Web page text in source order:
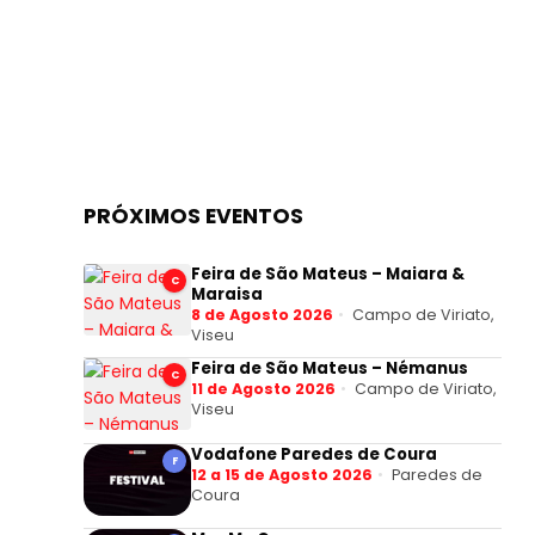
PRÓXIMOS EVENTOS
C
Feira de São Mateus – Maiara &
Maraisa
8 de Agosto 2026
Campo de Viriato,
Viseu
C Feira de São Mateus – Némanus
11 de Agosto 2026
Campo de Viriato,
Viseu
F Vodafone Paredes de Coura
12 a 15 de Agosto 2026
Paredes de
Coura